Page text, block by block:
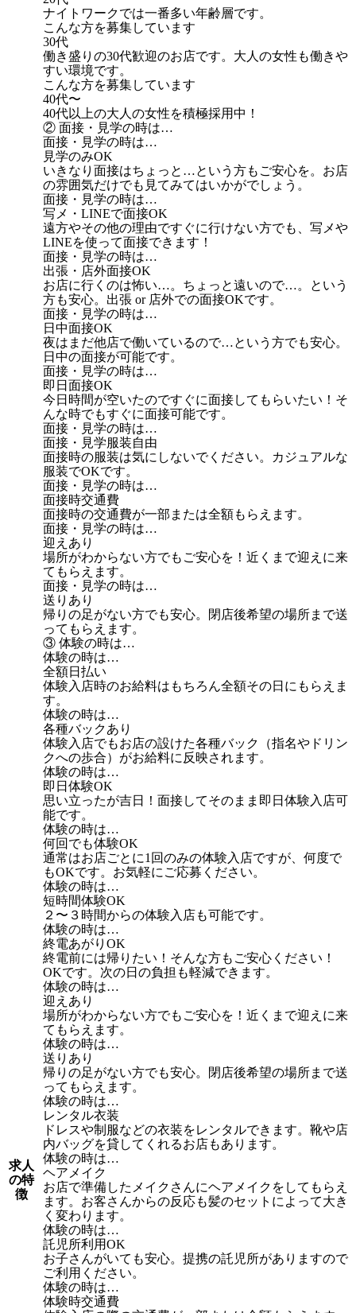
求人
の特
徴
ナイトワークでは一番多い年齢層です。
こんな方を募集しています
30代
働き盛りの30代歓迎のお店です。大人の女性も働きや
すい環境です。
こんな方を募集しています
40代〜
40代以上の大人の女性を積極採用中！
② 面接・見学の時は…
面接・見学の時は…
見学のみOK
いきなり面接はちょっと…という方もご安心を。お店
の雰囲気だけでも見てみてはいかがでしょう。
面接・見学の時は…
写メ・LINEで面接OK
遠方やその他の理由ですぐに行けない方でも、写メや
LINEを使って面接できます！
面接・見学の時は…
出張・店外面接OK
お店に行くのは怖い…。ちょっと遠いので…。という
方も安心。出張 or 店外での面接OKです。
面接・見学の時は…
日中面接OK
夜はまだ他店で働いているので…という方でも安心。
日中の面接が可能です。
面接・見学の時は…
即日面接OK
今日時間が空いたのですぐに面接してもらいたい！そ
んな時でもすぐに面接可能です。
面接・見学の時は…
面接・見学服装自由
面接時の服装は気にしないでください。カジュアルな
服装でOKです。
面接・見学の時は…
面接時交通費
面接時の交通費が一部または全額もらえます。
面接・見学の時は…
迎えあり
場所がわからない方でもご安心を！近くまで迎えに来
てもらえます。
面接・見学の時は…
送りあり
帰りの足がない方でも安心。閉店後希望の場所まで送
ってもらえます。
③ 体験の時は…
体験の時は…
全額日払い
体験入店時のお給料はもちろん全額その日にもらえま
す。
体験の時は…
各種バックあり
体験入店でもお店の設けた各種バック（指名やドリン
クへの歩合）がお給料に反映されます。
体験の時は…
即日体験OK
思い立ったが吉日！面接してそのまま即日体験入店可
能です。
体験の時は…
何回でも体験OK
通常はお店ごとに1回のみの体験入店ですが、何度で
もOKです。お気軽にご応募ください。
体験の時は…
短時間体験OK
２〜３時間からの体験入店も可能です。
体験の時は…
終電あがりOK
終電前には帰りたい！そんな方もご安心ください！
OKです。次の日の負担も軽減できます。
体験の時は…
迎えあり
場所がわからない方でもご安心を！近くまで迎えに来
てもらえます。
体験の時は…
送りあり
帰りの足がない方でも安心。閉店後希望の場所まで送
ってもらえます。
体験の時は…
レンタル衣装
ドレスや制服などの衣装をレンタルできます。靴や店
内バッグを貸してくれるお店もあります。
体験の時は…
ヘアメイク
お店で準備したメイクさんにヘアメイクをしてもらえ
ます。お客さんからの反応も髪のセットによって大き
く変わります。
体験の時は…
託児所利用OK
お子さんがいても安心。提携の託児所がありますので
ご利用ください。
体験の時は…
体験時交通費